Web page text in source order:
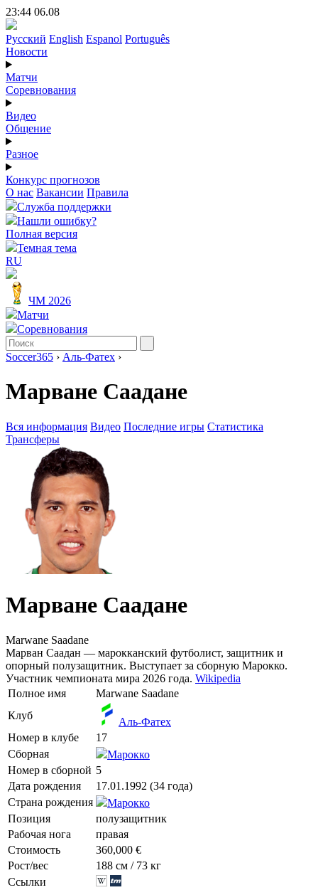
23:44 06.08
Русский English Espanol Português
Новости
Матчи
Соревнования
Видео
Общение
Разное
Конкурс прогнозов
О нас Вакансии Правила
Служба поддержки
Нашли ошибку?
Полная версия
Темная тема
RU
ЧМ 2026
Матчи
Соревнования
Soccer365 › Аль-Фатех ›
Марване Саадане
Вся информация Видео Последние игры Статистика
Трансферы
Марване Саадане
Marwane Saadane
Марван Саадан — марокканский футболист, защитник и
опорный полузащитник. Выступает за сборную Марокко.
Участник чемпионата мира 2026 года. Wikipedia
Полное имя
Marwane Saadane
Клуб
Аль-Фатех
Номер в клубе
17
Сборная
Марокко
Номер в сборной 5
Дата рождения
17.01.1992 (34 года)
Страна рождения
Марокко
Позиция
полузащитник
Рабочая нога
правая
Стоимость
360,000 €
Рост/вес
188 см / 73 кг
Ссылки